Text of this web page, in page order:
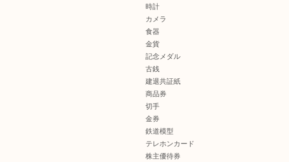
時計
カメラ
食器
金貨
記念メダル
古銭
建退共証紙
商品券
切手
金券
鉄道模型
テレホンカード
株主優待券